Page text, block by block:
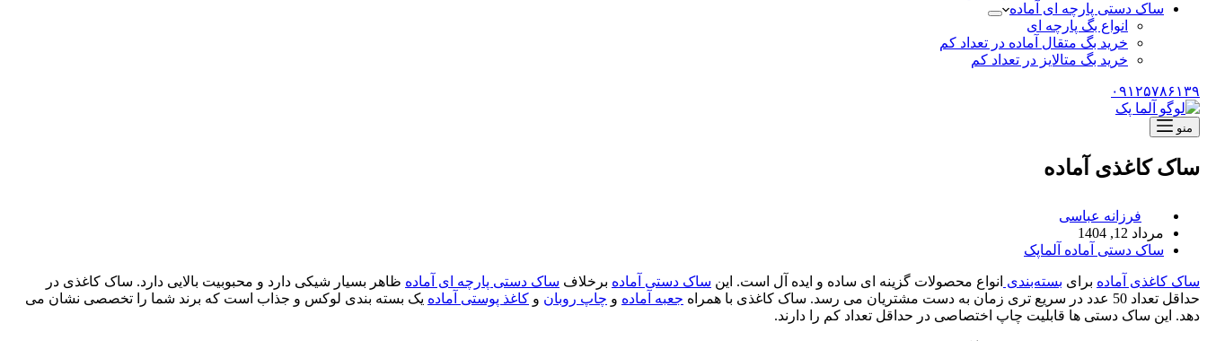
ساک دستی پارچه ای آماده
انواع بگ پارچه ای
خرید بگ متقال آماده در تعداد کم
خرید بگ متالایز در تعداد کم
۰۹۱۲۵۷۸۶۱۳۹
منو
ساک کاغذی آماده
فرزانه عباسی
مرداد 12, 1404
ساک دستی آماده آلماپک
ساک کاغذی آماده برای بسته‌بندی انواع محصولات گزینه ای ساده و ایده آل است. این ساک دستی آماده برخلاف ساک دستی پارچه ای آماده ظاهر بسیار شیکی دارد و محبوبیت بالایی دارد. ساک کاغذی در
حداقل تعداد 50 عدد در سریع تری زمان به دست مشتریان می رسد. ساک کاغذی با همراه
جعبه آماده و چاپ روبان و کاغذ پوستی آماده یک بسته بندی لوکس و جذاب است که برند شما را تخصصی نشان می
دهد. این ساک دستی ها قابلیت چاپ اختصاصی در حداقل تعداد کم را دارند.